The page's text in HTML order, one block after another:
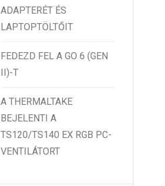
ADAPTERÉT ÉS
LAPTOPTÖLTŐIT
FEDEZD FEL A GO 6 (GEN
II)-T
A THERMALTAKE
BEJELENTI A
TS120/TS140 EX RGB PC-
VENTILÁTORT